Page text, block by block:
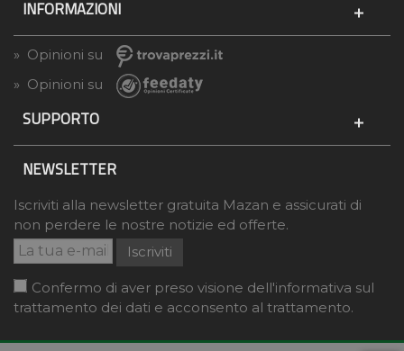
INFORMAZIONI
» Opinioni su
» Opinioni su
SUPPORTO
NEWSLETTER
Iscriviti alla newsletter gratuita Mazan e assicurati di
non perdere le nostre notizie ed offerte.
Iscriviti
Confermo di aver preso visione dell'informativa sul
trattamento dei dati e acconsento al trattamento.